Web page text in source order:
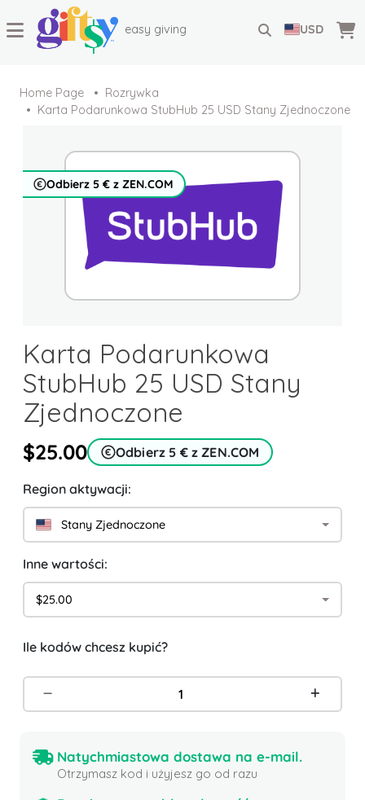
easy giving USD
Home Page
Rozrywka
Karta Podarunkowa StubHub 25 USD Stany Zjednoczone
Odbierz 5 € z ZEN.COM
Karta Podarunkowa
StubHub 25 USD Stany
Zjednoczone
$25.00 Odbierz 5 € z ZEN.COM
Region aktywacji:
Stany Zjednoczone
Inne wartości:
$25.00
Ile kodów chcesz kupić?
Natychmiastowa dostawa na e-mail.
Otrzymasz kod i użyjesz go od razu